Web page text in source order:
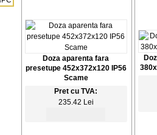
Doza aparenta fara
presetupe 452x372x120 IP56
Scame
Pret cu TVA:
235.42 Lei